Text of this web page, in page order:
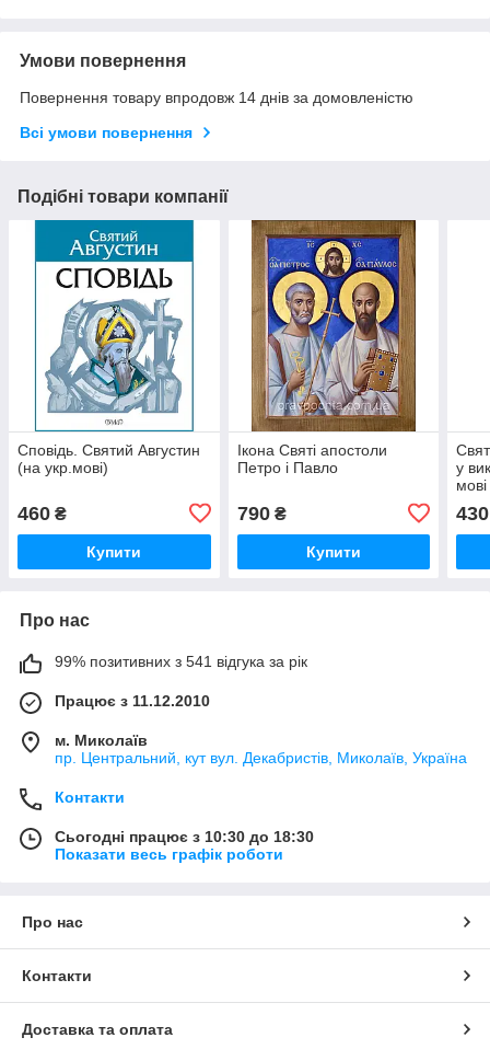
Умови повернення
Повернення товару впродовж 14 днів за домовленістю
Всі умови повернення
Подібні товари компанії
Сповідь. Святий Августин
(на укр.мові)
460 ₴
Купити
Ікона Святі апостоли
Петро і Павло
790₴
Купити
у
мові
430
Про нас
99% позитивних з 541 відгука за рік
Працює з 11.12.2010
м. Миколаїв
пр. Центральний, кут вул. Декабристів, Миколаїв, Україна
Контакти
Сьогодні працює з 10:30 до 18:30
Показати весь графік роботи
Про нас
Контакти
Доставка та оплата